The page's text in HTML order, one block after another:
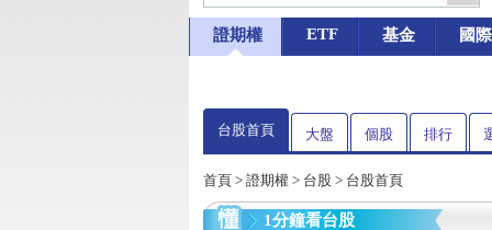
證期權 ETF 基金 國際
台股首頁 大盤 個股 排行
首頁 > 證期權 > 台股 > 台股首頁
1分鐘看台股